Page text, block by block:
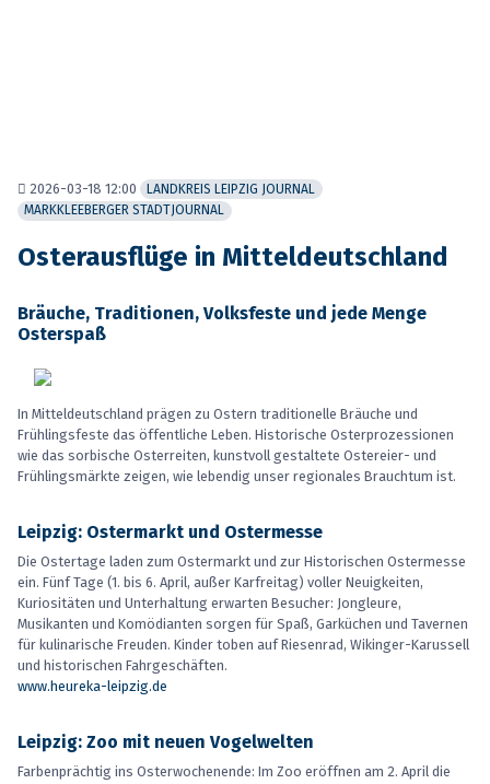
2026-03-18 12:00
LANDKREIS LEIPZIG JOURNAL
MARKKLEEBERGER STADTJOURNAL
Osterausflüge in Mitteldeutschland
Bräuche, Traditionen, Volksfeste und jede Menge
Osterspaß
In Mitteldeutschland prägen zu Ostern traditionelle Bräuche und
Frühlingsfeste das öffentliche Leben. Historische Osterprozessionen
wie das sorbische Osterreiten, kunstvoll gestaltete Ostereier- und
Frühlingsmärkte zeigen, wie lebendig unser regionales Brauchtum ist.
Leipzig: Ostermarkt und Ostermesse
Die Ostertage laden zum Ostermarkt und zur Historischen Ostermesse
ein. Fünf Tage (1. bis 6. April, außer Karfreitag) voller Neuigkeiten,
Kuriositäten und Unterhaltung erwarten Besucher: Jongleure,
Musikanten und Komödianten sorgen für Spaß, Garküchen und Tavernen
für kulinarische Freuden. Kinder toben auf Riesenrad, Wikinger-­Karussell
und historischen Fahrgeschäften.
www.heureka-leipzig.de
Leipzig: Zoo mit neuen Vogelwelten
Farbenprächtig ins Osterwochenende: Im Zoo eröffnen am 2. April die